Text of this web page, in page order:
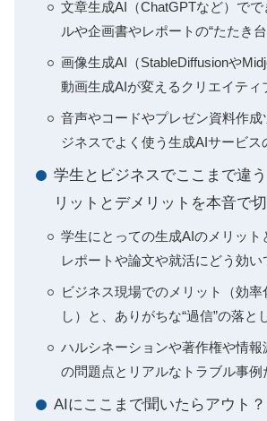
文章生成AI（ChatGPTなど）で
ルや企画書やレポートの“たたき
画像生成AI（StableDiffusionや
動画生成AIが変えるクリエイティ
音声やコードやプレゼン資料作
ジネスでよく使う生成AIサービス
学生とビジネスでここまで違
リットとデメリットを本音で
学生にとっての生成AIのメリッ
レポートや論文や就活にどう効い
ビジネス現場でのメリット（効率
し）と、ありがちな“過信”の落と
ハルシネーションや著作権や情
の問題点とリアルなトラブル事例
AIにここまで聞いたらアウト